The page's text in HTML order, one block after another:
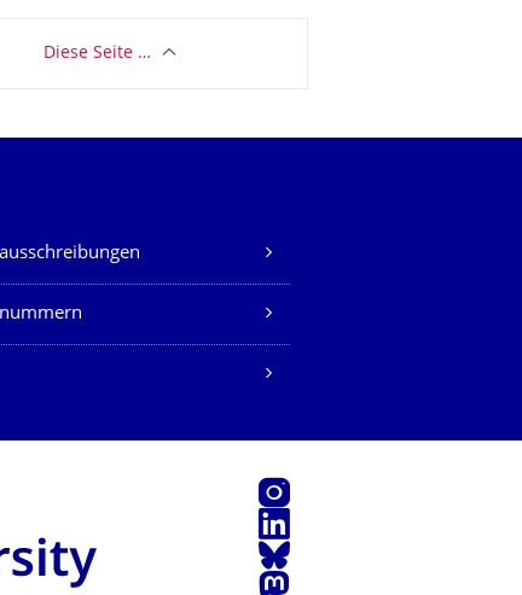
Diese Seite …
Instagram
LinkedIn
Bluesky
Mastodon